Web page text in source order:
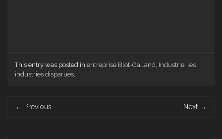
This entry was posted in entreprise Blot-Galland, Industrie, les
industries disparues.
navigation
← Previous Next →